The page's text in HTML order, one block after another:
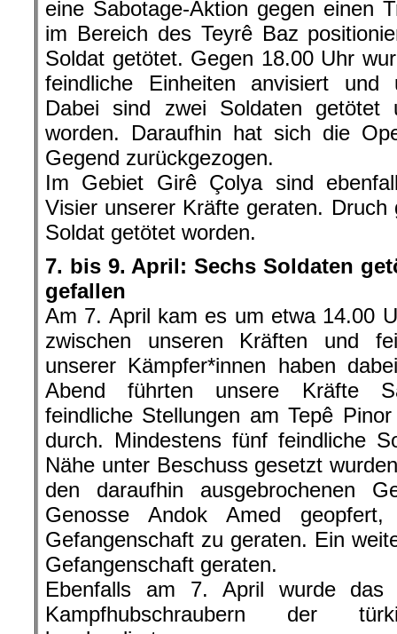
eine Sabotage-Aktion gegen einen
im Bereich des Teyrê Baz
Soldat getötet. Gegen 18.00 Uhr
feindliche Einheiten anvisiert und
Dabei sind zwei Soldaten getötet
worden. Daraufhin hat sich die
Gegend zurückgezogen.
Im Gebiet Girê Çolya sind
Visier unserer Kräfte geraten.
Soldat getötet worden.
7. bis 9. April: Sechs Soldaten
gefallen
Am 7. April kam es um etwa 14.00
zwischen unseren Kräften und
unserer Kämpfer*innen haben
Abend führten unsere Kräfte
feindliche Stellungen am Tepê
durch. Mindestens fünf feindliche
Nähe unter Beschuss gesetzt
den daraufhin ausgebrochenen
Genosse Andok Amed
Gefangenschaft zu geraten. Ein
Gefangenschaft geraten.
Ebenfalls am 7. April wurde das
Kampfhubschraubern der